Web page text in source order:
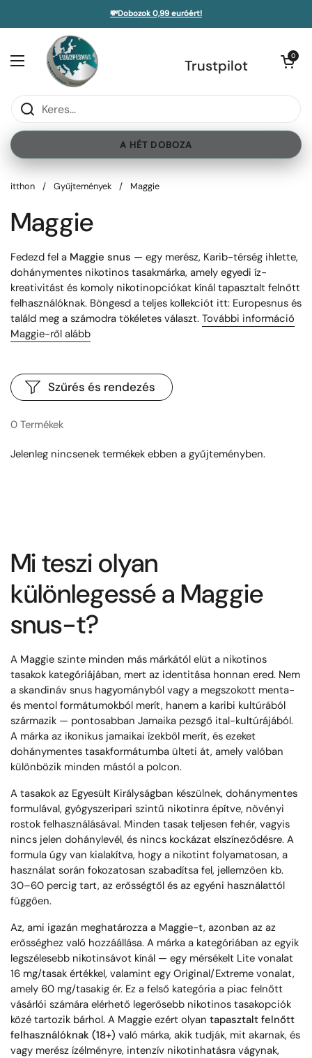
💸Dobozok 0,99 euróért!
Trustpilot
Menü megnyitása Nyitott
0
A HÉT DOBOZA
bezárása
itthon / Gyűjtemények / Maggie
Maggie
Fedezd fel a Maggie snus — egy merész, Karib-térség ihlette,
dohánymentes nikotinos tasakmárka, amely egyedi íz-
kreativitást és komoly nikotinopciókat kínál tapasztalt felnőtt
felhasználóknak. Böngesd a teljes kollekciót itt: Europesnus és
találd meg a számodra tökéletes választ. További információ
Maggie-ről alább
0 Termékek
Szűrés és rendezés
Jelenleg nincsenek termékek ebben a gyűjteményben.
Mi teszi olyan
különlegessé a Maggie
snus-t?
A Maggie szinte minden más márkától elüt a nikotinos
tasakok kategóriájában, mert az identitása honnan ered. Nem
a skandináv snus hagyományból vagy a megszokott menta-
és mentol formátumokból merít, hanem a karibi kultúrából
származik — pontosabban Jamaika pezsgő ital-kultúrájából.
A márka az ikonikus jamaikai ízekből merít, és ezeket
dohánymentes tasakformátumba ülteti át, amely valóban
különbözik minden mástól a polcon.
A tasakok az Egyesült Királyságban készülnek, dohánymentes
formulával, gyógyszeripari szintű nikotinra építve, növényi
rostok felhasználásával. Minden tasak teljesen fehér, vagyis
nincs jelen dohánylevél, és nincs kockázat elszíneződésre. A
formula úgy van kialakítva, hogy a nikotint folyamatosan, a
használat során fokozatosan szabadítsa fel, jellemzően kb.
30–60 percig tart, az erősségtől és az egyéni használattól
függően.
Az, ami igazán meghatározza a Maggie-t, azonban az az
erősséghez való hozzáállása. A márka a kategóriában az egyik
legszélesebb nikotinsávot kínál — egy mérsékelt Lite vonalat
16 mg/tasak értékkel, valamint egy Original/Extreme vonalat,
amely 60 mg/tasakig ér. Ez a felső kategória a piac felnőtt
vásárlói számára elérhető legerősebb nikotinos tasakopciók
közé tartozik bárhol. A Maggie ezért olyan tapasztalt felnőtt
felhasználóknak (18+) való márka, akik tudják, mit akarnak, és
vagy merész ízélményre, intenzív nikotinhatásra vágynak,